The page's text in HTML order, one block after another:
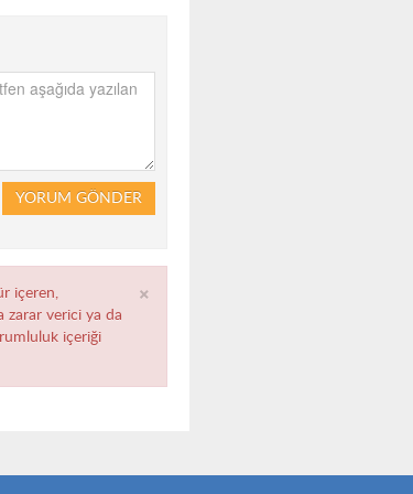
YORUM GÖNDER
×
içeren,
zarar verici ya da
içeriği